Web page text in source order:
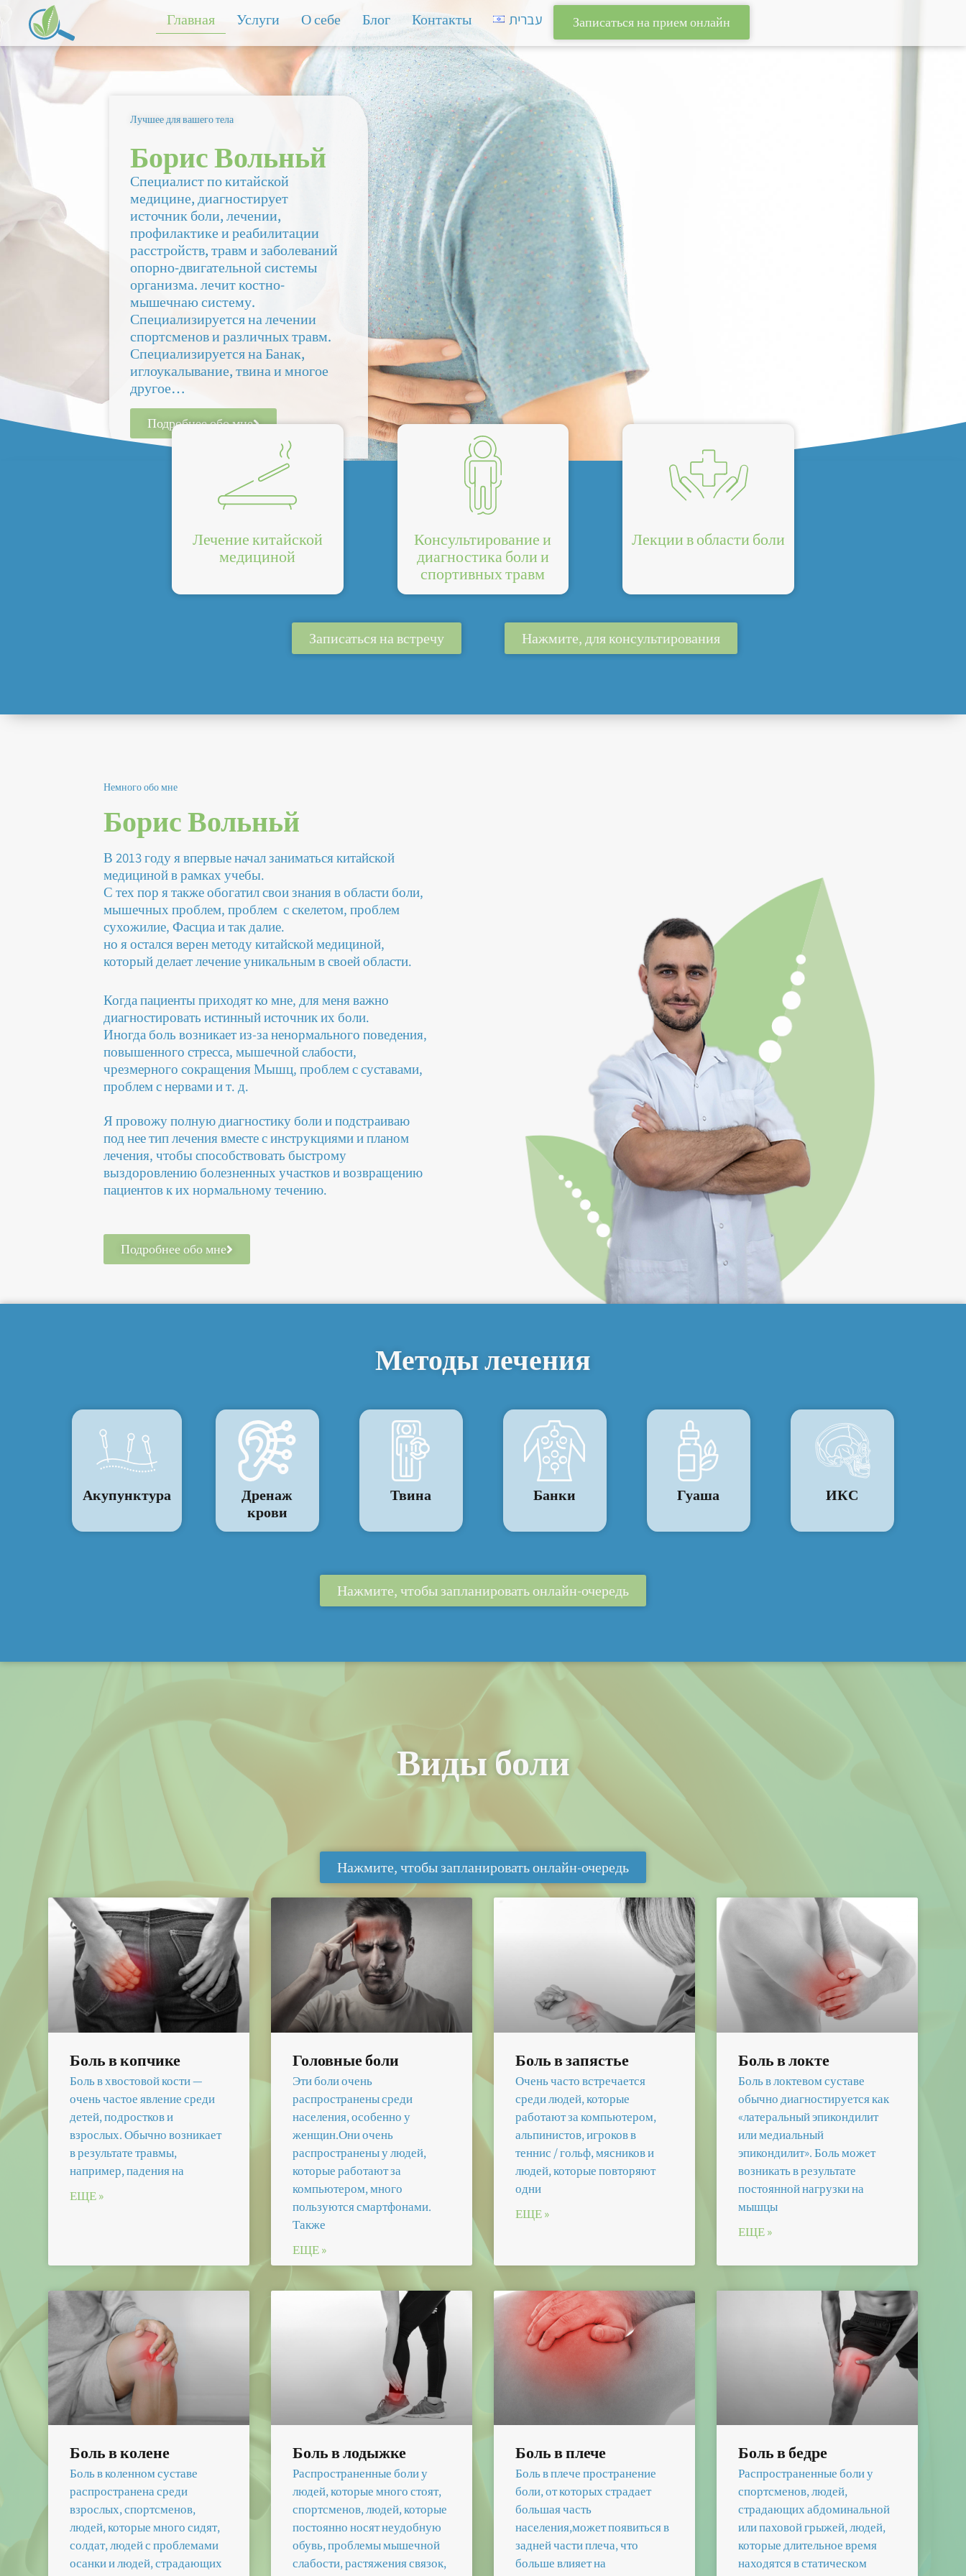
Перейти
содержимому
Главная Услуги О себе Блог Контакты עברית Записаться на прием онлайн
Главная
Лучшее для вашего тела
Борис Вольньй
Специалист по китайской
медицине, диагностирует
источник боли, лечении,
профилактике и реабилитации
расстройств, травм и заболеваний
опорно-двигательной системы
организма. лечит костно-
мышечнаю систему.
Специализируется на лечении
спортсменов и различных травм.
Специализируется на Банак,
иглоукалывание, твина и многое
другое…
Подробнее обо мне
Лечение китайской
медициной
Консультирование и
диагностика боли и
спортивных травм
Лекции в области боли
Записаться на встречу Нажмите, для консультирования
Немного обо мне
Борис Вольньй
В 2013 году я впервые начал заниматься китайской
медициной в рамках учебы.
С тех пор я также обогатил свои знания в области боли,
мышечных проблем, проблем с скелетом, проблем
сухожилие, Фасциа и так далие.
но я остался верен методу китайской медициной,
который делает лечение уникальным в своей области.
Когда пациенты приходят ко мне, для меня важно
диагностировать истинный источник их боли.
Иногда боль возникает из-за ненормального поведения,
повышенного стресса, мышечной слабости,
чрезмерного сокращения Мышц, проблем с суставами,
проблем с нервами и т. д.
Я провожу полную диагностику боли и подстраиваю
под нее тип лечения вместе с инструкциями и планом
лечения, чтобы способствовать быстрому
выздоровлению болезненных участков и возвращению
пациентов к их нормальному течению.
Подробнее обо мне
Методы лечения
Акупунктура
Дренаж
крови
Твина Банки Гуаша ИКС
Нажмите, чтобы запланировать онлайн-очередь
Виды боли
Нажмите, чтобы запланировать онлайн-очередь
Боль в копчике
Боль в хвостовой кости —
очень частое явление среди
детей, подростков и
взрослых. Обычно возникает
в результате травмы,
например, падения на
ЕЩЕ »
Головные боли
Эти боли очень
распространены среди
населения, особенно у
женщин.Они очень
распространены у людей,
которые работают за
компьютером, много
пользуются смартфонами.
Также
ЕЩЕ »
Боль в запястье
Очень часто встречается
среди людей, которые
работают за компьютером,
альпинистов, игроков в
теннис / гольф, мясников и
людей, которые повторяют
одни
ЕЩЕ »
Боль в локте
Боль в локтевом суставе
обычно диагностируется как
«латеральный эпикондилит
или медиальный
эпикондилит». Боль может
возникать в результате
постоянной нагрузки на
мышцы
ЕЩЕ »
Боль в колене
Боль в коленном суставе
распространена среди
взрослых, спортсменов,
людей, которые много сидят,
солдат, людей с проблемами
осанки и людей, страдающих
Боль в лодыжке
Распространенные боли у
людей, которые много стоят,
спортсменов, людей, которые
постоянно носят неудобную
обувь, проблемы мышечной
слабости, растяжения связок,
Боль в плече
Боль в плече пространение
боли, от которых страдает
большая часть
населения,может появиться в
задней части плеча, что
больше влияет на
Боль в бедре
Распространенные боли у
спортсменов, людей,
страдающих абдоминальной
или паховой грыжей, людей,
которые длительное время
находятся в статическом